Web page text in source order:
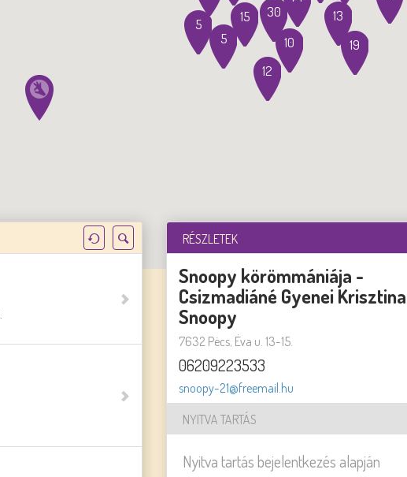
12
10
15
30
19
5
13
5
RÉSZLETEK
Snoopy körömmániája -
Csizmadiáné Gyenei Krisztina
Snoopy
7632 Pėcs, Ėva u. 13-15.
06209223533
snoopy-21@freemail.hu
NYITVA TARTÁS
Nyitva tartás bejelentkezés alapján